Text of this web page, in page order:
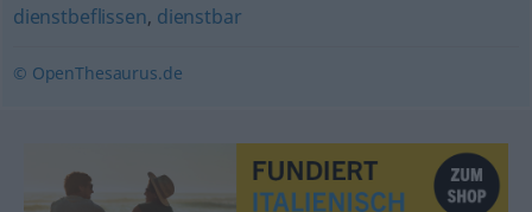
dienstbeflissen, dienstbar
© OpenThesaurus.de